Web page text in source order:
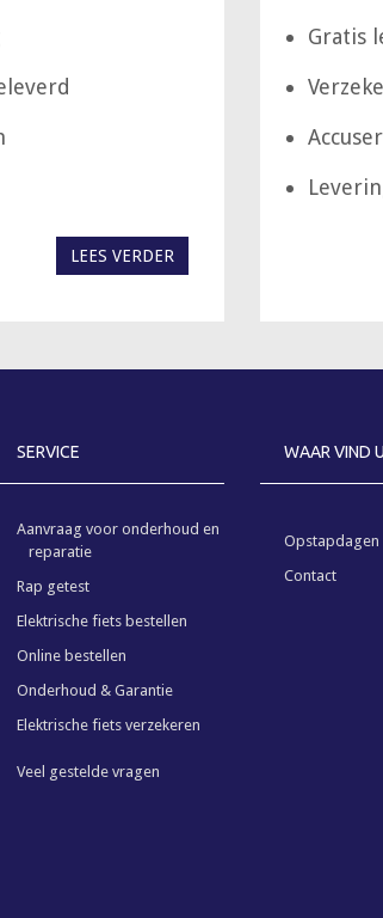
LEES VERDER
Gratis
SERVICE
Aanvraag voor onderhoud en
reparatie
Rap getest
Elektrische fiets bestellen
Online bestellen
Onderhoud & Garantie
Elektrische fiets verzekeren
Veel gestelde vragen
WAAR VIND
Opstapdagen
Contact